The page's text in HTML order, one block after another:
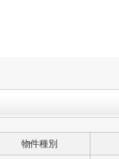
物件種別